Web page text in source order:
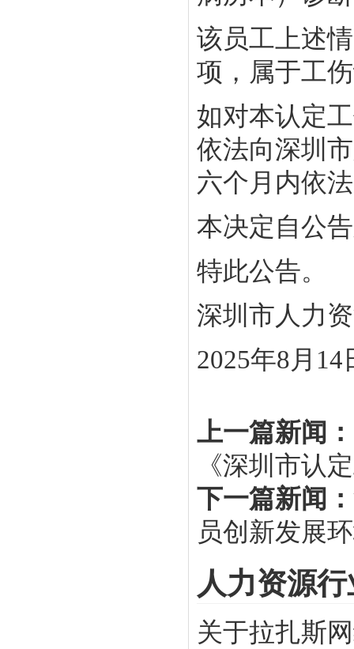
该员工上述
项，属于工
如对本认定
依法向深圳
六个月内依
本决定自公
特此公告。
深圳市人力
2025年8月14
上一篇新闻：
《深圳市认
下一篇新闻：
员创新发展
人力资源
关于拉扎斯